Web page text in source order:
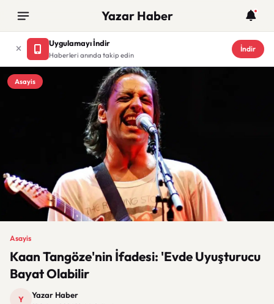
Yazar Haber
Uygulamayı İndir
Haberleri anında takip edin
İndir
Asayis
Asayis
Kaan Tangöze'nin İfadesi: 'Evde Uyuşturucu
Bayat Olabilir
Y Yazar Haber